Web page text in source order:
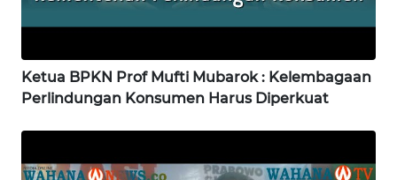
Ketua BPKN Prof Mufti Mubarok : Kelembagaan
Perlindungan Konsumen Harus Diperkuat
SULTENG
WN
WN